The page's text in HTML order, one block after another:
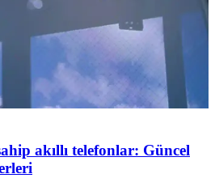
akıllı telefonlar: Güncel